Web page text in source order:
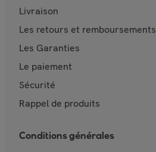
Livraison
Les retours et remboursements
Les Garanties
Le paiement
Sécurité
Rappel de produits
Conditions générales